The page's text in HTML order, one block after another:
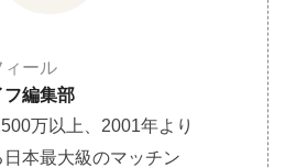
ィール
編集部
万以上、2001年より
本最大級のマッチン